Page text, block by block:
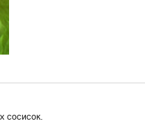
сосисок.